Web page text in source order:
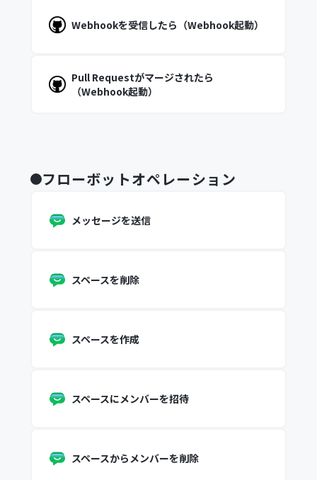
Webhookを受信したら（Webhook起動）
Pull Requestがマージされたら
（Webhook起動）
フローボットオペレーション
メッセージを送信
スペースを削除
スペースを作成
スペースにメンバーを招待
スペースからメンバーを削除